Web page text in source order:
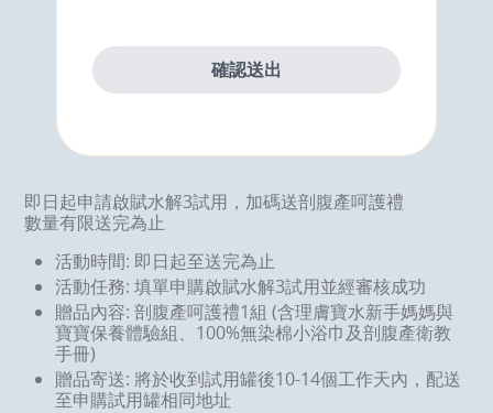
即日起申請啟賦水解3試用，加碼送剖腹產呵護禮
數量有限送完為止
活動時間: 即日起至送完為止
活動任務: 填單申購啟賦水解3試用並經審核成功
贈品內容: 剖腹產呵護禮1組 (含理膚寶水新手媽媽與
寶寶保養體驗組、100%無染棉小浴巾及剖腹產衛教
手冊)
贈品寄送: 將於收到試用罐後10-14個工作天內，配送
至申購試用罐相同地址